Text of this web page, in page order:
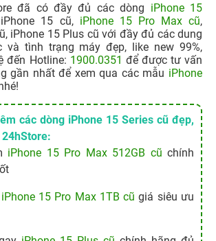
đã có đầy đủ các dòng iPhone 15
15 cũ, iPhone 15 Pro Max cũ,
iPhone 15 Plus cũ với đầy đủ các dung
và tình trạng máy đẹp, like new 99%,
đến Hotline: 1900.0351 để được tư vấn
gần nhất để xem qua các mẫu iPhone
các dòng iPhone 15 Series cũ đẹp,
iPhone 15 Pro Max 512GB cũ chính
iPhone 15 Pro Max 1TB cũ giá siêu ưu